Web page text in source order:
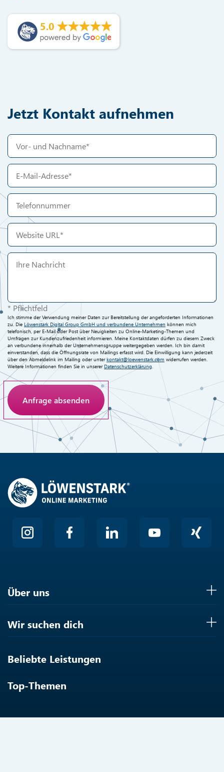
5.0
Jetzt Kontakt aufnehmen
* Pflichtfeld
Ich stimme der Verwendung meiner Daten zur Bereitstellung der angeforderten Informationen
zu. Die Löwenstark Digital Group GmbH und verbundene Unternehmen können mich
telefonisch, per E-Mail oder Post über Neuigkeiten zu Online-Marketing-Themen und
Umfragen zur Kundenzufriedenheit informieren. Meine Kontaktdaten dürfen zu diesem Zweck
an verbundene innerhalb der Unternehmensgruppe weitergegeben werden. Ich bin damit
einverstanden, dass die Öffnungsrate von Mailings erfasst wird. Die Einwilligung kann jederzeit
über den Abmeldelink im Mailing oder unterkontakt@loewenstark.com widerrufen werden.
Weitere Informationen finden Sie in unserer Datenschutzerklärung
Anti-Roboter-Verifizierung
Hier klicken
Über uns
Wir suchen dich
Beliebte Leistungen
Top-Themen